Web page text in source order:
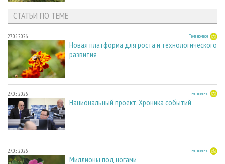
СТАТЬИ ПО ТЕМЕ
27.05.2026 Тема номера
Новая платформа для роста и технологического
развития
27.05.2026 Тема номера
Национальный проект. Хроника событий
27.05.2026 Тема номера
Миллионы под ногами